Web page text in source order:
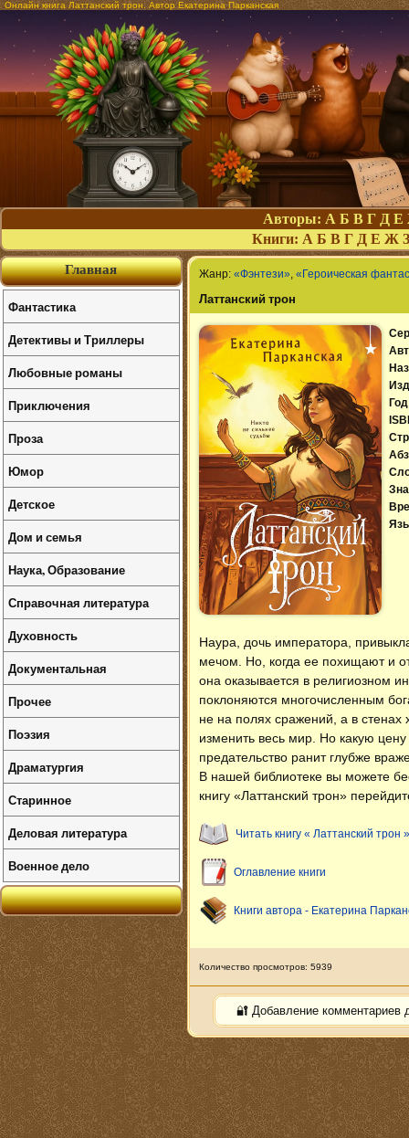
Онлайн книга Латтанский трон. Автор Екатерина Парканская
Авторы: А Б В Г Д Е
Книги: А Б В Г Д Е Ж З
Жанр: «Фэнтези», «Героическая
Латтанский трон
Наура, дочь императора,
мечом. Но, когда ее похищают и
она оказывается в религиозном
поклоняются многочисленным
не на полях сражений, а в
изменить весь мир. Но какую
предательство ранит глубже
В нашей библиотеке вы можете
книгу «Латтанский трон»
Читать книгу « Латтанский трон »
Оглавление книги
Книги автора - Екатерина
Количество просмотров: 5939
🔐 Добавление комментариев
Главная
Фантастика
Детективы и Триллеры
Любовные романы
Приключения
Проза
Юмор
Детское
Дом и семья
Наука, Образование
Справочная литература
Духовность
Документальная
Прочее
Поэзия
Драматургия
Старинное
Деловая литература
Военное дело